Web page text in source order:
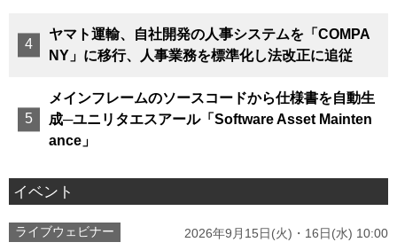
ヤマト運輸、自社開発の人事システムを「COMPA
NY」に移行、人事業務を標準化し法改正に追従
メインフレームのソースコードから仕様書を自動生
成─ユニリタエスアール「Software Asset Mainten
ance」
イベント
ライブウェビナー 2026年9月15日(火)・16日(水) 10:00